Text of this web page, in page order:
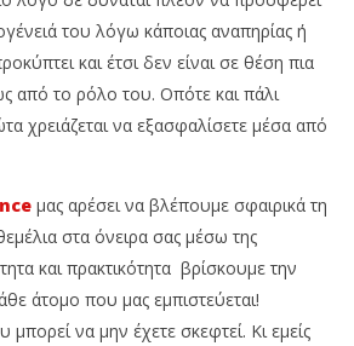
του λόγω κάποιας αναπηρίας ή
και έτσι δεν είναι σε θέση πια
από το ρόλο του. Οπότε και πάλι
χρειάζεται να εξασφαλίσετε μέσα από
μας αρέσει να βλέπουμε σφαιρικά τη
στα όνειρα σας μέσω της
και πρακτικότητα βρίσκουμε την
άτομο που μας εμπιστεύεται!
να μην έχετε σκεφτεί. Κι εμείς